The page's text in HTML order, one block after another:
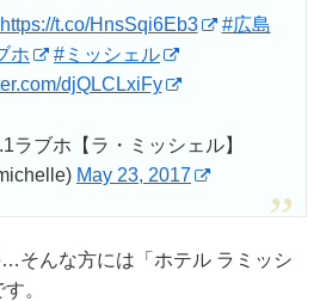
https://t.co/HnsSqi6Eb3
#広島
ホ
#ミッシェル
djQLCLxiFy
ブホ【ラ・ミッシェル】
May 23, 2017
そんな方には「ホテル ラミッシ
。